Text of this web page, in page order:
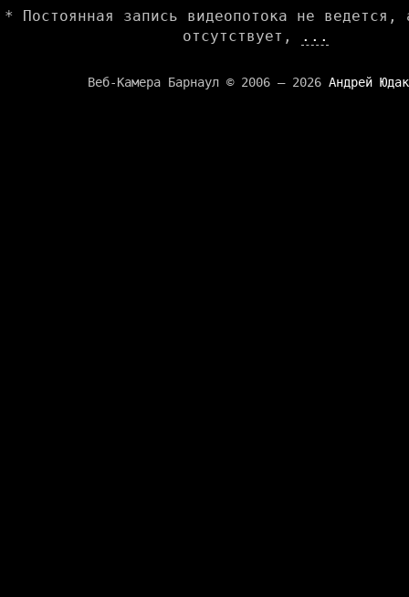
* Постоянная запись видеопотока не ведется,
отсутствует,
...
Веб-Камера Барнаул © 2006 — 2026 Андрей